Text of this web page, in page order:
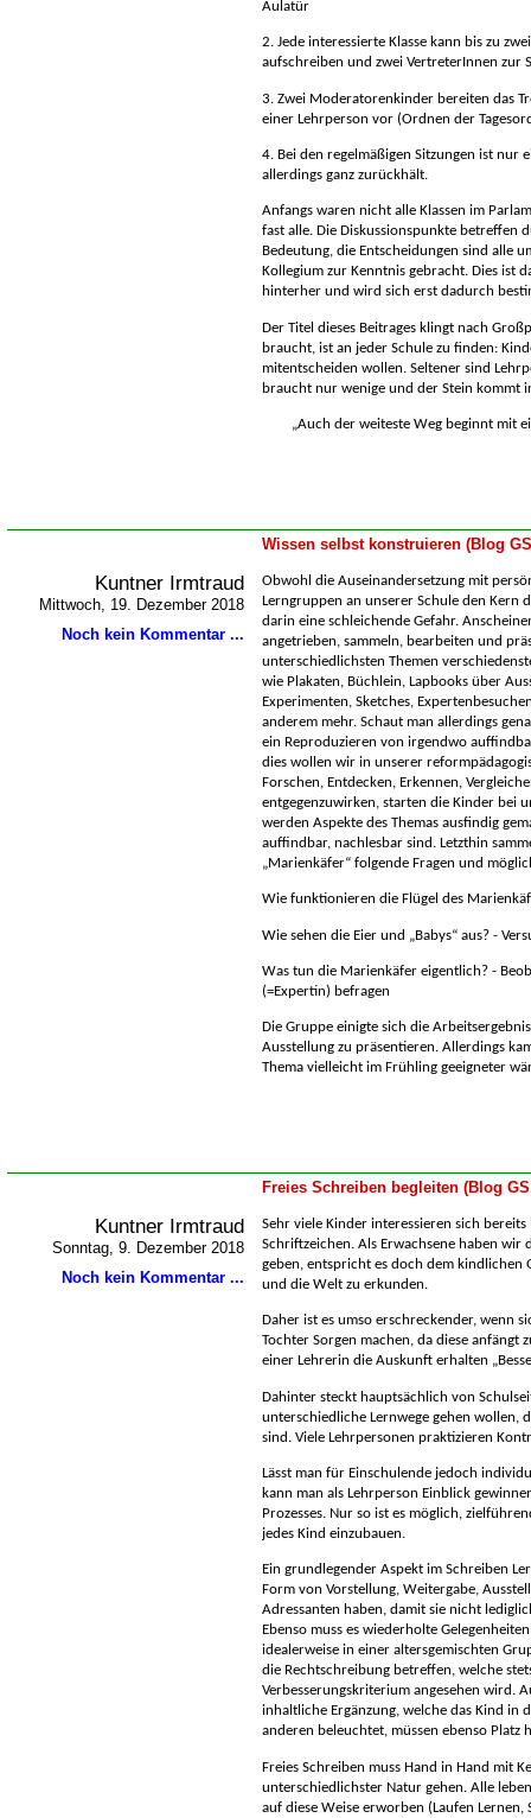
Aulatür
2. Jede interessierte Klasse kann bis zu
aufschreiben und zwei VertreterInnen zur
3. Zwei Moderatorenkinder bereiten das
einer Lehrperson vor (Ordnen der
4. Bei den regelmäßigen Sitzungen ist nur
allerdings ganz zurückhält.
Anfangs waren nicht alle Klassen im
fast alle. Die Diskussionspunkte betreffen
Bedeutung, die Entscheidungen sind alle
Kollegium zur Kenntnis gebracht. Dies ist
hinterher und wird sich erst dadurch
Der Titel dieses Beitrages klingt nach
braucht, ist an jeder Schule zu finden:
mitentscheiden wollen. Seltener sind
braucht nur wenige und der Stein kommt
Auch der weiteste Weg beginnt mit
Wissen selbst konstruieren (Blog
Kuntner Irmtraud
Mittwoch, 19. Dezember 2018
Noch kein Kommentar ...
Obwohl die Auseinandersetzung mit
Lerngruppen an unserer Schule den Kern
darin eine schleichende Gefahr.
angetrieben, sammeln, bearbeiten und
unterschiedlichsten Themen
wie Plakaten, Büchlein, Lapbooks über
Experimenten, Sketches,
anderem mehr. Schaut man allerdings
ein Reproduzieren von irgendwo
dies wollen wir in unserer
Forschen, Entdecken, Erkennen,
entgegenzuwirken, starten die Kinder bei
werden Aspekte des Themas ausfindig
auffindbar, nachlesbar sind. Letzthin
Marienkäfer“ folgende Fragen und
Wie funktionieren die Flügel des
Wie sehen die Eier und „Babys“ aus? -
Was tun die Marienkäfer eigentlich? -
(=Expertin) befragen
Die Gruppe einigte sich die
Ausstellung zu präsentieren. Allerdings
Thema vielleicht im Frühling geeigneter
Freies Schreiben begleiten (Blog
Kuntner Irmtraud
Sonntag, 9. Dezember 2018
Noch kein Kommentar ...
Sehr viele Kinder interessieren sich
Schriftzeichen. Als Erwachsene haben wir
geben, entspricht es doch dem
und die Welt zu erkunden.
Daher ist es umso erschreckender, wenn
Tochter Sorgen machen, da diese anfängt
einer Lehrerin die Auskunft erhalten
Dahinter steckt hauptsächlich von
unterschiedliche Lernwege gehen wollen,
sind. Viele Lehrpersonen praktizieren
Lässt man für Einschulende jedoch
kann man als Lehrperson Einblick
Prozesses. Nur so ist es möglich,
jedes Kind einzubauen.
Ein grundlegender Aspekt im Schreiben
Form von Vorstellung, Weitergabe,
Adressanten haben, damit sie nicht
Ebenso muss es wiederholte
idealerweise in einer altersgemischten
die Rechtschreibung betreffen, welche
Verbesserungskriterium angesehen wird.
inhaltliche Ergänzung, welche das Kind in
anderen beleuchtet, müssen ebenso Platz
Freies Schreiben muss Hand in Hand mit
unterschiedlichster Natur gehen. Alle
auf diese Weise erworben (Laufen